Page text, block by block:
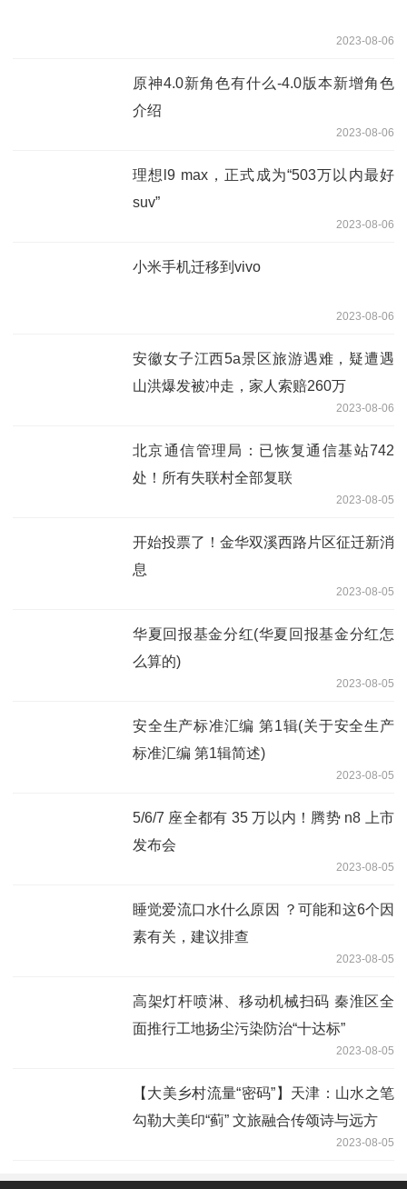
2023-08-06
原神4.0新角色有什么-4.0版本新增角色
介绍
2023-08-06
理想l9 max，正式成为“503万以内最好
suv”
2023-08-06
小米手机迁移到vivo
2023-08-06
安徽女子江西5a景区旅游遇难，疑遭遇
山洪爆发被冲走，家人索赔260万
2023-08-06
北京通信管理局：已恢复通信基站742
处！所有失联村全部复联
2023-08-05
开始投票了！金华双溪西路片区征迁新消
息
2023-08-05
华夏回报基金分红(华夏回报基金分红怎
么算的)
2023-08-05
安全生产标准汇编 第1辑(关于安全生产
标准汇编 第1辑简述)
2023-08-05
5/6/7 座全都有 35 万以内！腾势 n8 上市
发布会
2023-08-05
睡觉爱流口水什么原因 ？可能和这6个因
素有关，建议排查
2023-08-05
高架灯杆喷淋、移动机械扫码 秦淮区全
面推行工地扬尘污染防治“十达标”
2023-08-05
【大美乡村流量“密码”】天津：山水之笔
勾勒大美印“蓟” 文旅融合传颂诗与远方
2023-08-05